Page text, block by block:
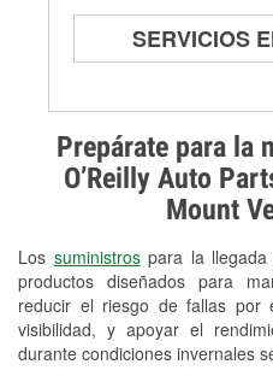
Prepárate para la
O’Reilly Auto
Mount
Los suministrospara la llegada
productos diseñados para
reducir el riesgo de fallas
visibilidad, y apoyar el
durante condiciones invernales
SERVICIOS
Prueba de
arrancadores
Revisión de la
Reciclaje de
Instalación de
Instalación de